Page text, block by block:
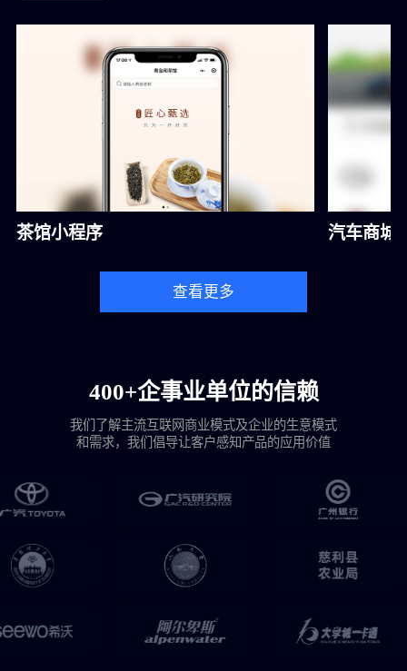
茶馆小程序 汽车商城
查看更多
400+企事业单位的信赖
我们了解主流互联网商业模式及企业的生意模式
和需求，我们倡导让客户感知产品的应用价值